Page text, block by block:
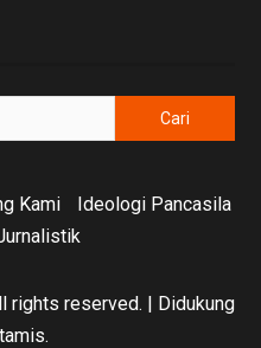
Kami
Ideologi Pancasila
rights reserved. | Didukung